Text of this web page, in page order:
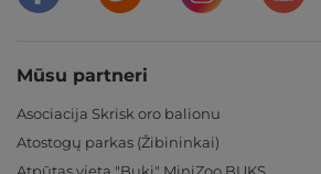
Mūsu partneri
Asociacija Skrisk oro balionu
Atostogų parkas (Žibininkai)